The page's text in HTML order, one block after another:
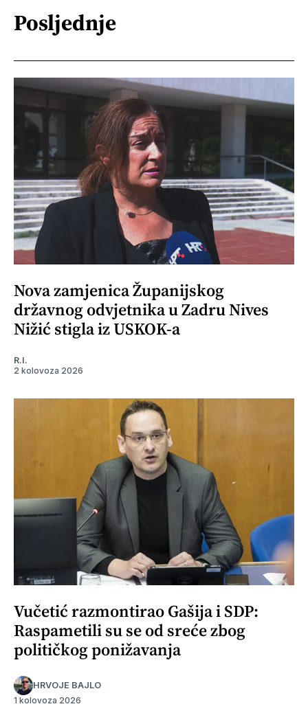
Posljednje
Nova zamjenica Županijskog
državnog odvjetnika u Zadru Nives
Nižić stigla iz USKOK-a
R.I.
2 kolovoza 2026
Vučetić razmontirao Gašija i SDP:
Raspametili su se od sreće zbog
političkog ponižavanja
HRVOJE BAJLO
1 kolovoza 2026